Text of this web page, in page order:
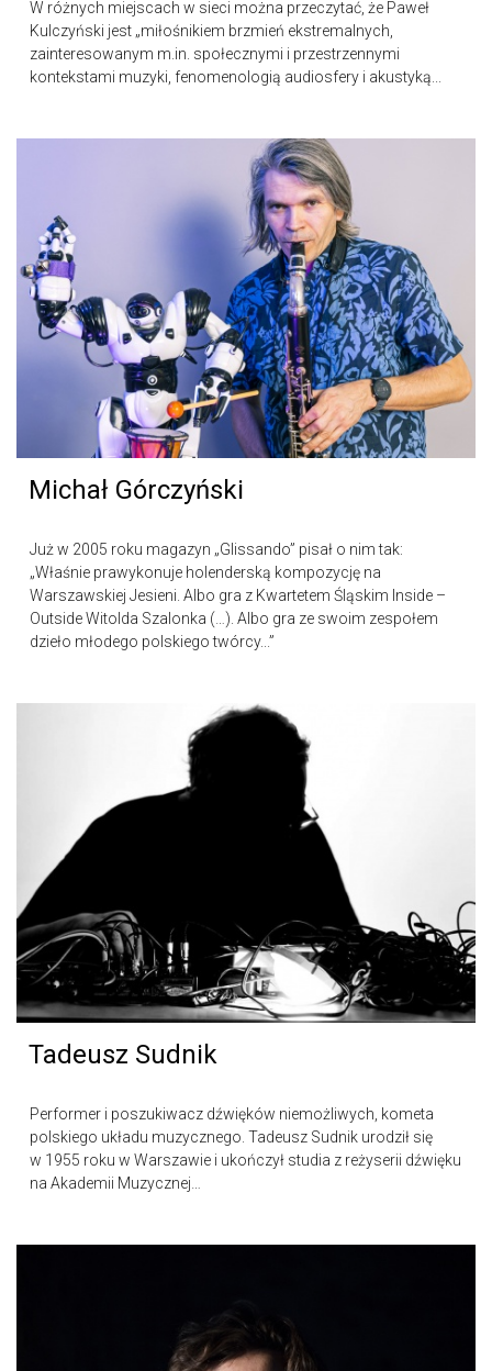
W różnych miejscach w sieci można przeczytać, że Paweł
Kulczyński jest „miłośnikiem brzmień ekstremalnych,
zainteresowanym m.in. społecznymi i przestrzennymi
kontekstami muzyki, fenomenologią audiosfery i akustyką...
Michał Górczyński
Już w 2005 roku magazyn „Glissando” pisał o nim tak:
„Właśnie prawykonuje holenderską kompozycję na
Warszawskiej Jesieni. Albo gra z Kwartetem Śląskim Inside –
Outside Witolda Szalonka (…). Albo gra ze swoim zespołem
dzieło młodego polskiego twórcy...”
Tadeusz Sudnik
Performer i poszukiwacz dźwięków niemożliwych, kometa
polskiego układu muzycznego. Tadeusz Sudnik urodził się
w 1955 roku w Warszawie i ukończył studia z reżyserii dźwięku
na Akademii Muzycznej…